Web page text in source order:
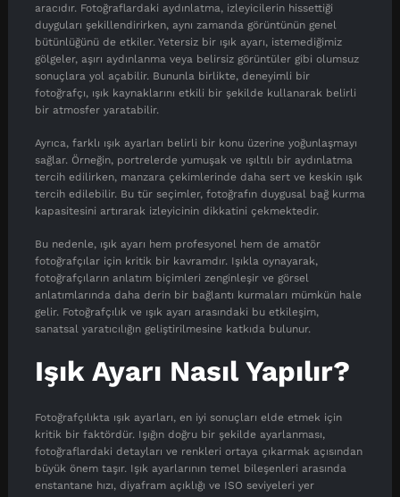
aracıdır. Fotoğraflardaki aydınlatma, izleyicilerin hissettiği
duyguları şekillendirirken, aynı zamanda görüntünün genel
bütünlüğünü de etkiler. Yetersiz bir ışık ayarı, istemediğimiz
gölgeler, aşırı aydınlanma veya belirsiz görüntüler gibi olumsuz
sonuçlara yol açabilir. Bununla birlikte, deneyimli bir
fotoğrafçı, ışık kaynaklarını etkili bir şekilde kullanarak belirli
bir atmosfer yaratabilir.
Ayrıca, farklı ışık ayarları belirli bir konu üzerine yoğunlaşmayı
sağlar. Örneğin, portrelerde yumuşak ve ışıltılı bir aydınlatma
tercih edilirken, manzara çekimlerinde daha sert ve keskin ışık
tercih edilebilir. Bu tür seçimler, fotoğrafın duygusal bağ kurma
kapasitesini artırarak izleyicinin dikkatini çekmektedir.
Bu nedenle, ışık ayarı hem profesyonel hem de amatör
fotoğrafçılar için kritik bir kavramdır. Işıkla oynayarak,
fotoğrafçıların anlatım biçimleri zenginleşir ve görsel
anlatımlarında daha derin bir bağlantı kurmaları mümkün hale
gelir. Fotoğrafçılık ve ışık ayarı arasındaki bu etkileşim,
sanatsal yaratıcılığın geliştirilmesine katkıda bulunur.
Işık Ayarı Nasıl Yapılır?
Fotoğrafçılıkta ışık ayarları, en iyi sonuçları elde etmek için
kritik bir faktördür. Işığın doğru bir şekilde ayarlanması,
fotoğraflardaki detayları ve renkleri ortaya çıkarmak açısından
büyük önem taşır. Işık ayarlarının temel bileşenleri arasında
enstantane hızı, diyafram açıklığı ve ISO seviyeleri yer